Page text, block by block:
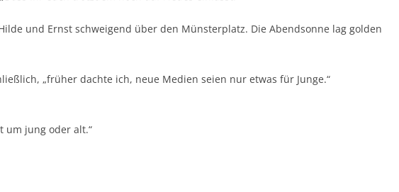
und Ernst schweigend über den Münsterplatz. Die Abendsonne lag golden
„früher dachte ich, neue Medien seien nur etwas für Junge.“
um jung oder alt.“